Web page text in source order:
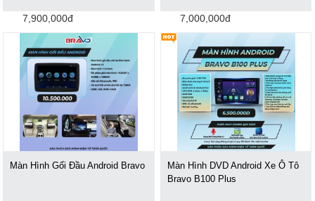
7,900,000đ 7,000,000đ
Màn Hình Gối Đầu Android Bravo
Màn Hình DVD Android Xe Ô Tô
Bravo B100 Plus